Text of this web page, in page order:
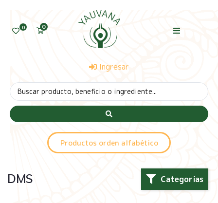
0 0
Ingresar
Productos orden alfabético
Categorías
DMS